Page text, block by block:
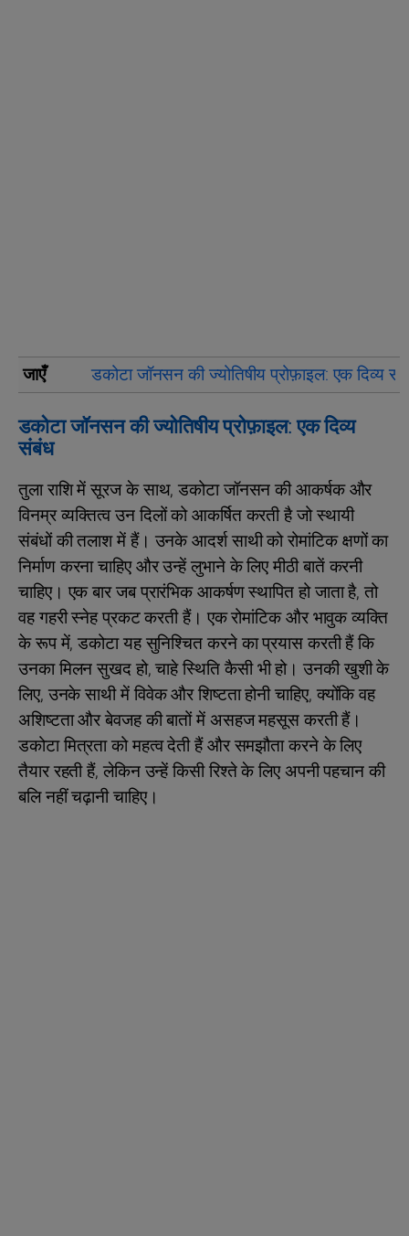
जाएँ डकोटा जॉनसन की ज्योतिषीय प्रोफ़ाइल: एक दिव्य
डकोटा जॉनसन की ज्योतिषीय प्रोफ़ाइल: एक दिव्य
संबंध
तुला राशि में सूरज के साथ, डकोटा जॉनसन की आकर्षक और
विनम्र व्यक्तित्व उन दिलों को आकर्षित करती है जो स्थायी
संबंधों की तलाश में हैं। उनके आदर्श साथी को रोमांटिक क्षणों का
निर्माण करना चाहिए और उन्हें लुभाने के लिए मीठी बातें करनी
चाहिए। एक बार जब प्रारंभिक आकर्षण स्थापित हो जाता है, तो
वह गहरी स्नेह प्रकट करती हैं। एक रोमांटिक और भावुक व्यक्ति
के रूप में, डकोटा यह सुनिश्चित करने का प्रयास करती हैं कि
उनका मिलन सुखद हो, चाहे स्थिति कैसी भी हो। उनकी खुशी के
लिए, उनके साथी में विवेक और शिष्टता होनी चाहिए, क्योंकि वह
अशिष्टता और बेवजह की बातों में असहज महसूस करती हैं।
डकोटा मित्रता को महत्व देती हैं और समझौता करने के लिए
तैयार रहती हैं, लेकिन उन्हें किसी रिश्ते के लिए अपनी पहचान की
बलि नहीं चढ़ानी चाहिए।